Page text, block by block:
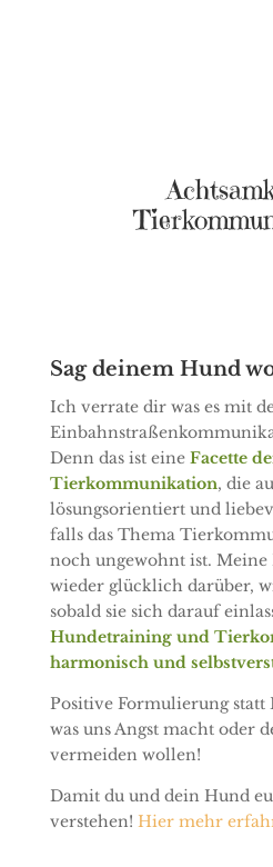
Sag deinem Hund
Ich verrate dir was es mit
Denn das ist eine Facette
Tierkommunikation, die
lösungsorientiert und
falls das Thema
noch ungewohnt ist.
wieder glücklich darüber,
sobald sie sich darauf
Hundetraining und
harmonisch und
Positive Formulierung statt
was uns Angst macht oder
vermeiden wollen!
Damit du und dein Hund
verstehen! Hier mehr